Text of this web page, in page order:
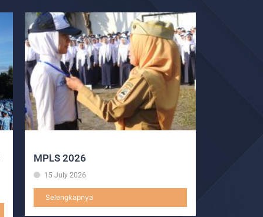
MPLS 2026
15 July 2026
Selengkapnya